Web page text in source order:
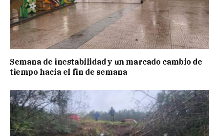
Semana de inestabilidad y un marcado cambio de
tiempo hacia el fin de semana